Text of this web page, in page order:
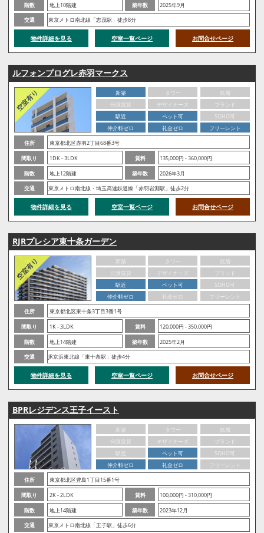
階数
地上10階建 築年数
2025年9月
交通
東京メトロ南北線「志茂駅」徒歩8分
物件詳細を見る 空室一覧ページ お問合せページ
ルフォンプログレ赤羽マークス
新築 タワー
低層
分譲賃貸
デザイナーズ
ブランド
駅近
ペット可
SOHO可
仲介料ゼロ
礼金ゼロ
フリーレント
住所
東京都北区赤羽2丁目68番3号
間取り
1DK - 3LDK 賃料
135,000円 - 360,000円
階数
地上12階建 築年数
2026年3月
交通
東京メトロ南北線・埼玉高速鉄道線「赤羽岩淵駅」徒歩2分
物件詳細を見る 空室一覧ページ お問合せページ
RJRプレシア東十条ガーデン
新築 タワー
低層
分譲賃貸
デザイナーズ
ブランド
駅近
ペット可
SOHO可
仲介料ゼロ
礼金ゼロ
フリーレント
住所
東京都北区東十条3丁目3番1号
間取り
1K - 3LDK 賃料
120,000円 - 350,000円
階数
地上14階建 築年数
2025年2月
交通
JR京浜東北線「東十条駅」徒歩4分
物件詳細を見る 空室一覧ページ お問合せページ
BPRレジデンス王子イースト
新築 タワー
低層
分譲賃貸
デザイナーズ
ブランド
駅近
ペット可
SOHO可
仲介料ゼロ
礼金ゼロ
フリーレント
住所
東京都北区豊島1丁目15番1号
間取り
2K - 2LDK 賃料
100,000円 - 310,000円
階数
地上14階建 築年数
2023年12月
交通
東京メトロ南北線「王子駅」徒歩6分